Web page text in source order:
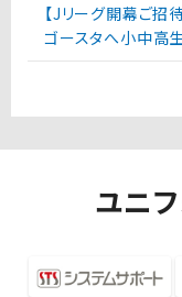
【Jリーグ開幕ご招
ゴースタへ小中高
ユニ